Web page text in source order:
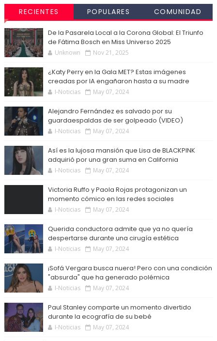
RECIENTES POPULARES COMUNIDAD
De la Pasarela Local a la Corona Global: El Triunfo
de Fátima Bosch en Miss Universo 2025
Unknown Nov 21, 2025
¿Katy Perry en la Gala MET? Estas imágenes
creadas por IA engañaron hasta a su madre
I-Noticias May 07, 2024
Alejandro Fernández es salvado por su
guardaespaldas de ser golpeado (VIDEO)
I-Noticias May 07, 2024
Así es la lujosa mansión que Lisa de BLACKPINK
adquirió por una gran suma en California
I-Noticias May 07, 2024
Victoria Ruffo y Paola Rojas protagonizan un
momento cómico en las redes sociales
I-Noticias May 07, 2024
Querida conductora admite que ya no quería
despertarse durante una cirugía estética
I-Noticias May 07, 2024
¡Sofá Vergara busca nuera! Pero con una condición
"absurda" que ha generado polémica
I-Noticias May 07, 2024
Paul Stanley comparte un momento divertido
durante la ecografía de su bebé
I-Noticias May 07, 2024